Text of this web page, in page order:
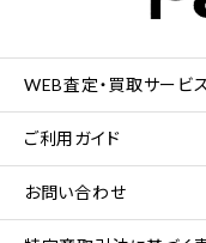
WEB査定・買取サービ
ご利用ガイド
お問い合わせ